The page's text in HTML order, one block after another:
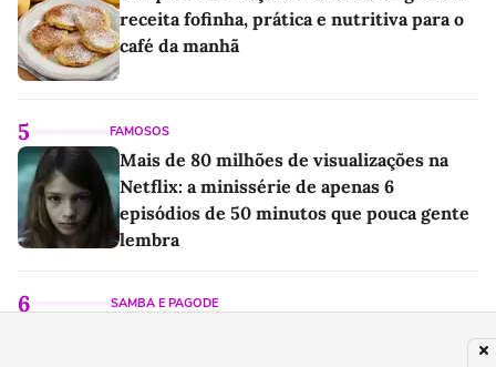
receita fofinha, prática e nutritiva para o
café da manhã
5 FAMOSOS
Mais de 80 milhões de visualizações na
Netflix: a minissérie de apenas 6
episódios de 50 minutos que pouca gente
lembra
6 SAMBA E PAGODE